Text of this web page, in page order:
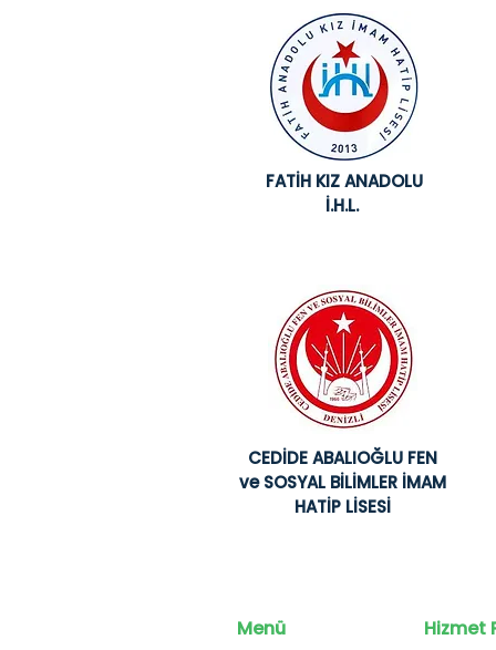
FATİH KIZ ANADOLU
İ.H.L.
CEDİDE ABALIOĞLU FEN
ve SOSYAL BİLİMLER İMAM
HATİP LİSESİ
Menü Hizmet